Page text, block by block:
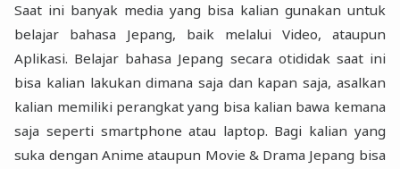
Saat ini banyak media yang bisa kalian gunakan untuk
belajar bahasa Jepang, baik melalui Video, ataupun
Aplikasi. Belajar bahasa Jepang secara otididak saat ini
bisa kalian lakukan dimana saja dan kapan saja, asalkan
kalian memiliki perangkat yang bisa kalian bawa kemana
saja seperti smartphone atau laptop. Bagi kalian yang
suka dengan Anime ataupun Movie & Drama Jepang bisa